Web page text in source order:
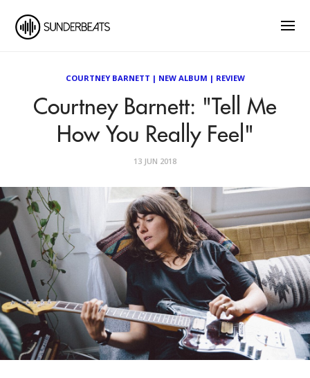
COURTNEY BARNETT | NEW ALBUM | REVIEW
Courtney Barnett: "Tell Me
How You Really Feel"
13 JUN 2018